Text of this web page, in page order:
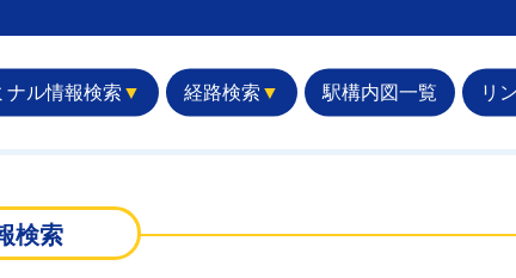
ナル情報検索 ▼ 経路検索 ▼ 駅構内図一覧 リ
検索